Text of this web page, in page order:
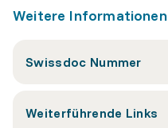
Weitere Informationen
Swissdoc Nummer
Weiterführende Links